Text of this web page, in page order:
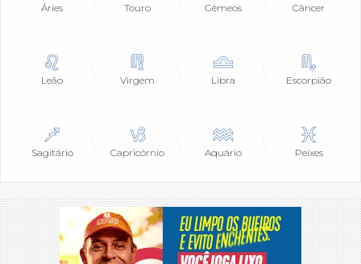
Áries Touro Gêmeos Câncer
Leão Virgem Libra Escorpião
Sagitário Capricórnio Aquário Peixes